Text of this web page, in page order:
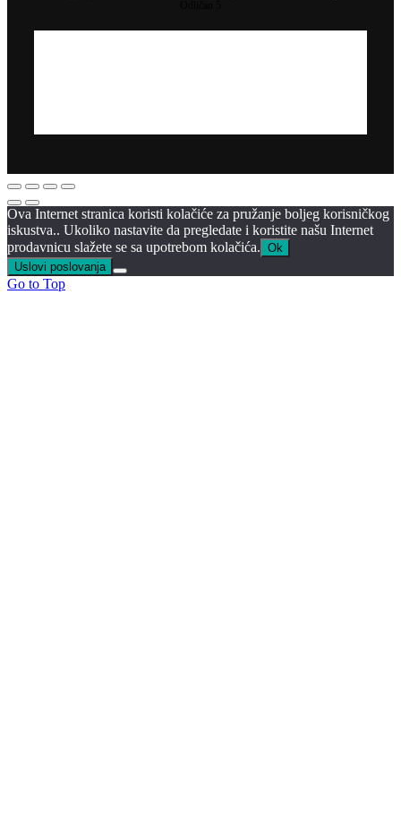
Ova Internet stranica koristi kolačiće za pružanje boljeg korisničkog
iskustva.. Ukoliko nastavite da pregledate i koristite našu Internet
prodavnicu slažete se sa upotrebom kolačića. Ok
Uslovi poslovanja
Go to Top